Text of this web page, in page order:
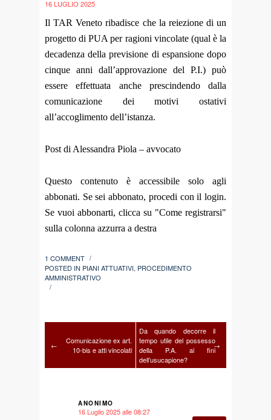
16 LUGLIO 2025
Il TAR Veneto ribadisce che la reiezione di un
progetto di PUA per ragioni vincolate (qual è la
decadenza della previsione di espansione dopo
cinque anni dall’approvazione del P.I.) può
essere effettuata anche prescindendo dalla
comunicazione dei motivi ostativi
all’accoglimento dell’istanza.
Post di Alessandra Piola – avvocato
Questo contenuto è accessibile solo agli
abbonati. Se sei abbonato, procedi con il login.
Se vuoi abbonarti, clicca su "Come registrarsi"
sulla colonna azzurra a destra
1 COMMENT /
POSTED IN PIANI ATTUATIVI, PROCEDIMENTO
AMMINISTRATIVO
/
←
Comunicazione ex art.
10-bis e atti vincolati
Da quando decorre il
tempo utile del possesso
della P.A. ai fini
dell’usucapione?
→
ANONIMO
16 Luglio 2025 alle 08:27